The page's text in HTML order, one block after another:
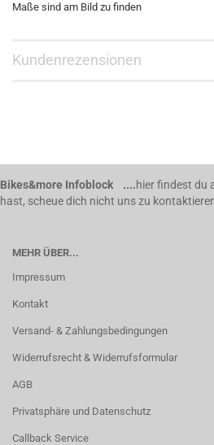
Maße sind am Bild zu finden
Kundenrezensionen
Bikes&more Infoblock ....hier findest du
hast, scheue dich nicht uns zu
MEHR ÜBER...
Impressum
Kontakt
Versand- & Zahlungsbedingungen
Widerrufsrecht & Widerrufsformular
AGB
Privatsphäre und Datenschutz
Callback Service